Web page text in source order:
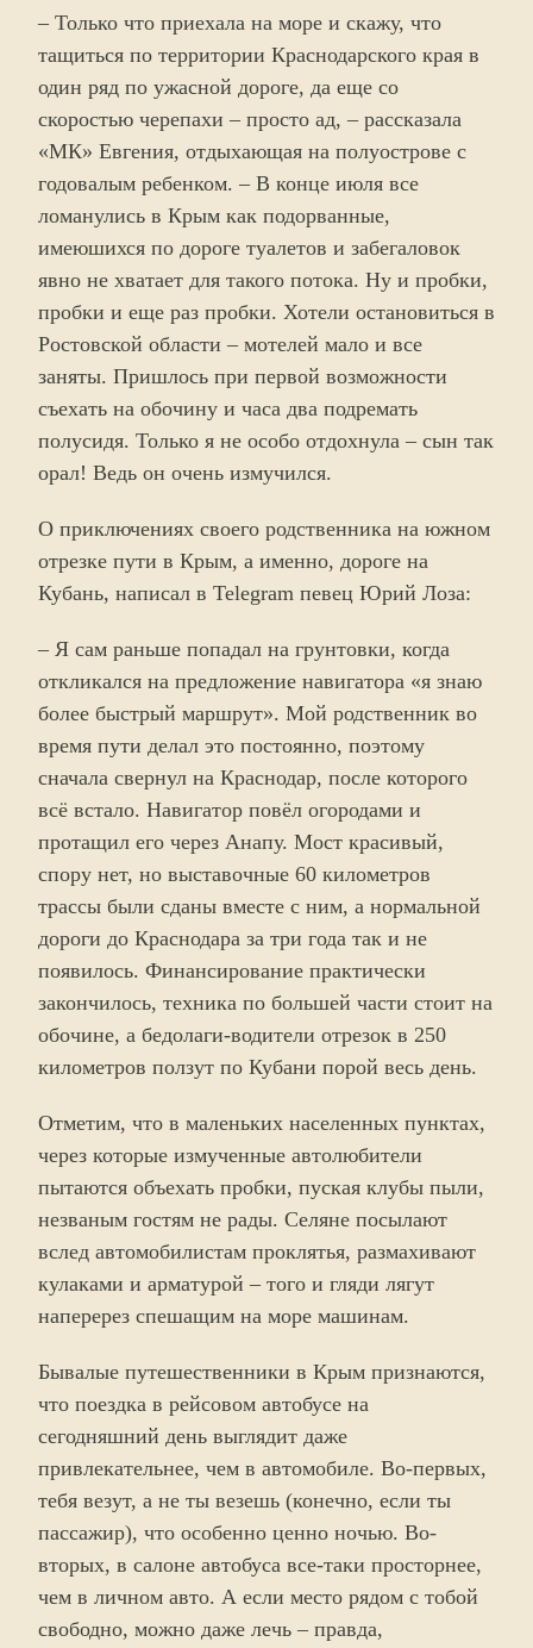
– Только что приехала на море и скажу, что
тащиться по территории Краснодарского края в
один ряд по ужасной дороге, да еще со
скоростью черепахи – просто ад, – рассказала
«МК» Евгения, отдыхающая на полуострове с
годовалым ребенком. – В конце июля все
ломанулись в Крым как подорванные,
имеюшихся по дороге туалетов и забегаловок
явно не хватает для такого потока. Ну и пробки,
пробки и еще раз пробки. Хотели остановиться в
Ростовской области – мотелей мало и все
заняты. Пришлось при первой возможности
съехать на обочину и часа два подремать
полусидя. Только я не особо отдохнула – сын так
орал! Ведь он очень измучился.
О приключениях своего родственника на южном
отрезке пути в Крым, а именно, дороге на
Кубань, написал в Telegram певец Юрий Лоза:
– Я сам раньше попадал на грунтовки, когда
откликался на предложение навигатора «я знаю
более быстрый маршрут». Мой родственник во
время пути делал это постоянно, поэтому
сначала свернул на Краснодар, после которого
всё встало. Навигатор повёл огородами и
протащил его через Анапу. Мост красивый,
спору нет, но выставочные 60 километров
трассы были сданы вместе с ним, а нормальной
дороги до Краснодара за три года так и не
появилось. Финансирование практически
закончилось, техника по большей части стоит на
обочине, а бедолаги-водители отрезок в 250
километров ползут по Кубани порой весь день.
Отметим, что в маленьких населенных пунктах,
через которые измученные автолюбители
пытаются объехать пробки, пуская клубы пыли,
незваным гостям не рады. Селяне посылают
вслед автомобилистам проклятья, размахивают
кулаками и арматурой – того и гляди лягут
наперерез спешащим на море машинам.
Бывалые путешественники в Крым признаются,
что поездка в рейсовом автобусе на
сегодняшний день выглядит даже
привлекательнее, чем в автомобиле. Во-первых,
тебя везут, а не ты везешь (конечно, если ты
пассажир), что особенно ценно ночью. Во-
вторых, в салоне автобуса все-таки просторнее,
чем в личном авто. А если место рядом с тобой
свободно, можно даже лечь – правда,